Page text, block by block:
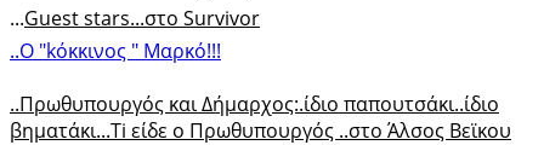
...Guest stars...στο Survivor
..O "kόκκινος " Μαρκό!!!
..Πρωθυπουργός και Δήμαρχος:.ίδιο παπουτσάκι..ίδιο
βηματάκι...Ti είδε ο Πρωθυπουργός ..στο Άλσος Βεϊκου